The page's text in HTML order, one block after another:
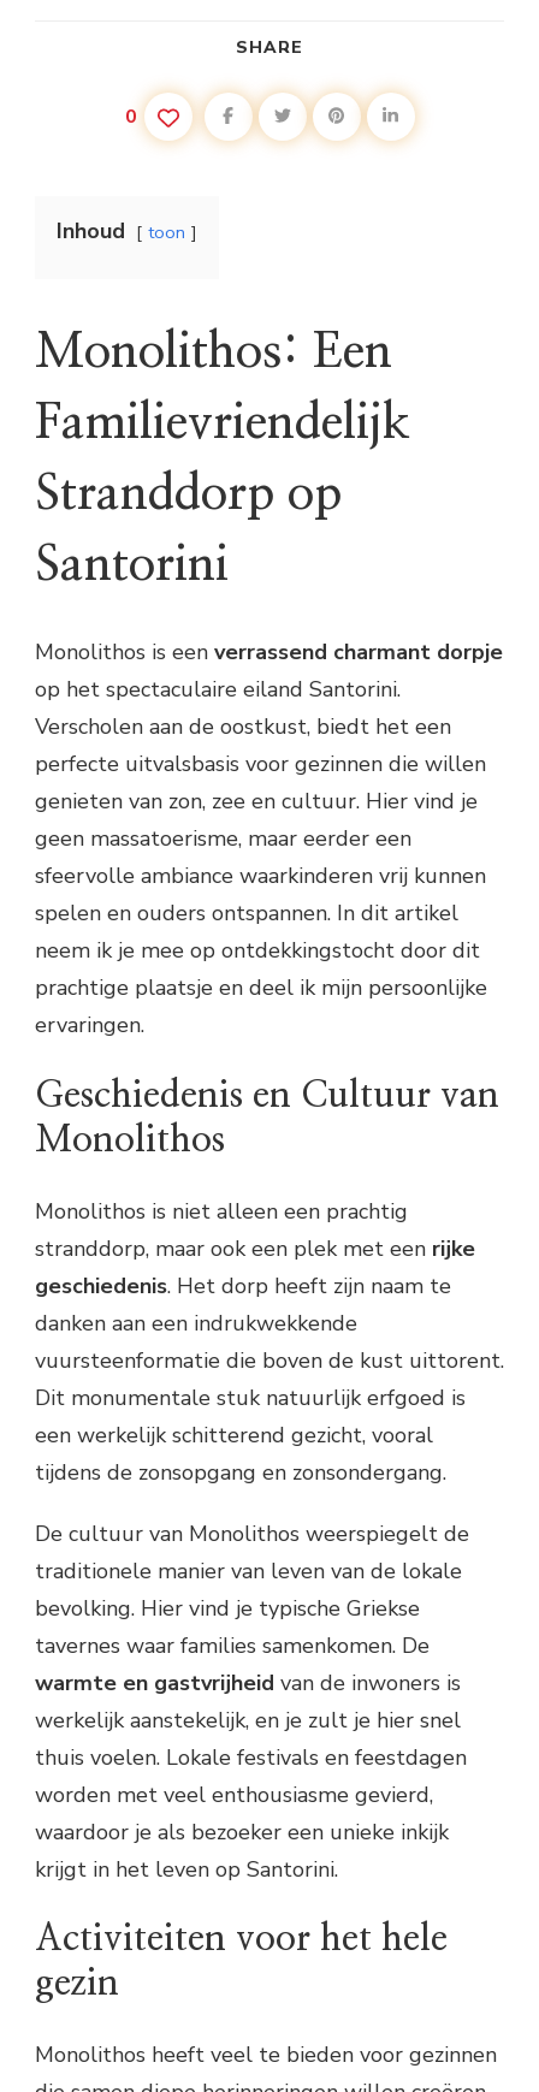
SHARE
0
Inhoud toon
Monolithos: Een
Familievriendelijk
Stranddorp op
Santorini
Monolithos is een verrassend charmant dorpje
op het spectaculaire eiland Santorini.
Verscholen aan de oostkust, biedt het een
perfecte uitvalsbasis voor gezinnen die willen
genieten van zon, zee en cultuur. Hier vind je
geen massatoerisme, maar eerder een
sfeervolle ambiance waarkinderen vrij kunnen
spelen en ouders ontspannen. In dit artikel
neem ik je mee op ontdekkingstocht door dit
prachtige plaatsje en deel ik mijn persoonlijke
ervaringen.
Geschiedenis en Cultuur van
Monolithos
Monolithos is niet alleen een prachtig
stranddorp, maar ook een plek met een rijke
geschiedenis. Het dorp heeft zijn naam te
danken aan een indrukwekkende
vuursteenformatie die boven de kust uittorent.
Dit monumentale stuk natuurlijk erfgoed is
een werkelijk schitterend gezicht, vooral
tijdens de zonsopgang en zonsondergang.
De cultuur van Monolithos weerspiegelt de
traditionele manier van leven van de lokale
bevolking. Hier vind je typische Griekse
tavernes waar families samenkomen. De
warmte en gastvrijheid van de inwoners is
werkelijk aanstekelijk, en je zult je hier snel
thuis voelen. Lokale festivals en feestdagen
worden met veel enthousiasme gevierd,
waardoor je als bezoeker een unieke inkijk
krijgt in het leven op Santorini.
Activiteiten voor het hele
gezin
Monolithos heeft veel te bieden voor gezinnen